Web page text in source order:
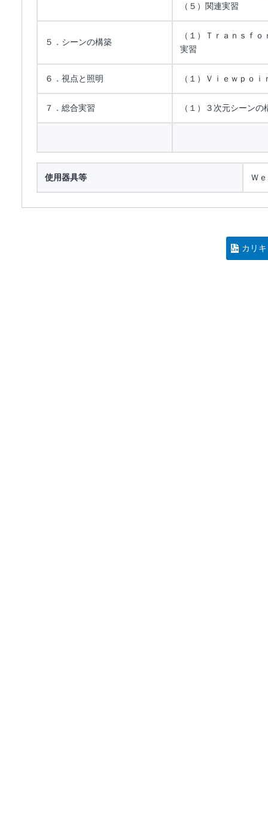
（５）関連実習
５．シーンの構築
（１）Ｔｒａｎｓｆ
実習
６．視点と照明 （１）Ｖｉｅｗｐｏ
７．総合実習 （１）３次元シーンの
使用器具等 Ｗ
カリ